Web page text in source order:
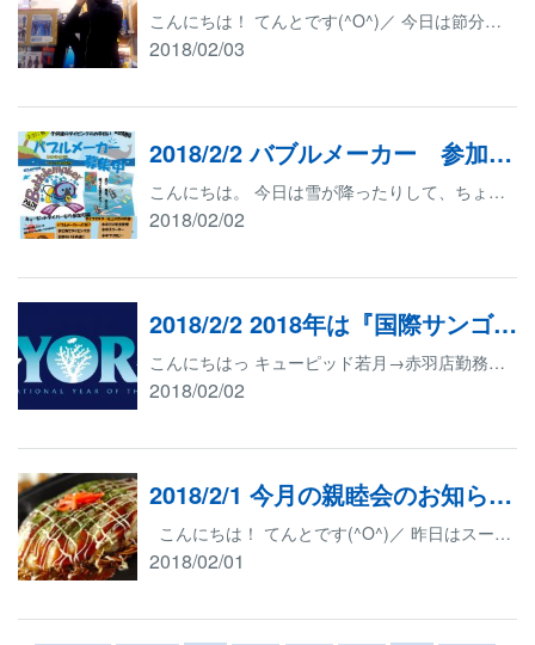
こんにちは！ てんとです(^O^)／ 今日は節分ですね！ 恵方巻は食べましたか？(*'▽') そういえば、僕の昔住んでいた地域では関東で唯一鬼を祀る神社がありましたよー 掛け声も「福は内」「鬼は内」「悪魔外」って言ってました。 悪魔まで出てくるとちょっと宗教的な感じですね(笑) 今日はちなみに、僕も恵方巻を食べてましたー。 ちゃんと南南東向いて食べてますからね？(笑) 若月さんと二人で食べてたんですが、しゃべりながら食べてました 久しぶりに食べたんですが、恵方巻おいしいですね( *´艸｀) さて、最近になってキューピッドのブログが変わりました！ というかHP自体が、何事もなかったようにガラッと変わりましたね('Д') これからはこっちのブログで更新していこうと思いますのでよろしくお願いしまーす(^_-)-☆ 明日は城ヶ島、獅子浜ツアーが出ますので明日のブログもお楽しみに～！ それでは(・∀・)
2018/02/03
2018/2/2 バブルメーカー 参加者募集中！ （キューピッドメンバー限定）
こんにちは。 今日は雪が降ったりして、ちょっと寒いですね。 さて、昨年の今頃に、蓮田にあるスイミングスクールにおいて、8歳以上の子供たちにダイビングを知っていただきたきたく、バブルメーカープログラムを開催致しました。 その成果は抜群で、「今年も子供たちのために是非やっていただけないか」と、蓮田のスイミングスクールから、依頼が来ております。 キューピッドとしても、これから将来性のある子供達にダイビングを知っていただくことはとても良い事なので、出来る事なら協力し、開催したいと考えております。 そこで、もし、このプログラムに参加、協力できるようであれば、その旨、回答をいただきたいと思います。 開催予定日 3月21日（水）春分の日 11：00から17：00 開催場所 蓮田市のスイミングスクール（ＪＲ蓮田駅までキューピッドカーが迎えに行きます。） 協力内容 ダイブマスター： 水中で生徒様の安全管理（直接監督はインストラクターが行います。） ＭＳＤ、レスキュー、アドヴァンス： 器材セッティング、マスクフィッティング、等プールサイドのお手伝い 募集人数 ダイブマスター 3名 MSD、レスキュー、アドヴァンスの中から 3名 以上、お手伝い出来そうな方は、早めに回答を、よろしくお願い致します。 募集人数が集まらない場合、開催出来ない場合もありますので、ご了承くださいね。
2018/02/02
2018/2/2 2018年は『国際サンゴ礁年』！
こんにちはっ キューピッド若月→赤羽店勤務です！ ここ最近また雪？霙？が降ってきて一段と寒いですね… 私の友達も何人かが熱を出したり風邪を引いているみたいで(*_*; 流行り病も流行っているみたいなので気を付けていきたいところですね～ 2018年になって早いものでもう1か月が過ぎましたがこの2018年という年は海に携わる仕事をしている業界では世界的に特別な年なのをご存知ですか？ タイトルにも上げました通り2018年は『国際サンゴ礁年』という特別な1年となります これはサンゴ礁生態系の環境保全に国際的に携わる『国際サンゴ礁イニシアチブ（ICRI）』がサンゴ礁に取り巻く脅威について理解し守っていこうと宣言したキャンペーンです。 このキャンペーンを宣言したのはこれが3度目で私たちの本丸のPADIもこれに全面的に協力する運びとなりましたっ 国内でも既にこのキャンペーンに向けて動き出しており1/28（日）に明治大学リバティータワーにて『国際サンゴ礁年2018オープニングシンポジウム』が開催されましてアンバサダーにはなんと『さかなクン』が就任しました！ そんな感じで2018年がもりあがって行く中私たちもPADIと協力してサンゴ礁の保全に少しでも力になれたらと思いまして今年はサンゴ礁やリゾートといったポイントに力を入れていきます(^^♪詳しくは下記にてお知らせします～ その①プレミアムなCカード！ サンゴ礁についてキューピッドでもより多くの方に知ってもらいのでサンゴ礁の保護Spを今年認定された方は『国際サンゴ礁年』のロゴが入ったこちらのCカードを発行いたします(^^♪ こちらのCカードは2018年2/1～12/31までの発行分とさせていただきますので『今しか手に入らない』プレミアムなCカードとなります～ サンゴ礁について学ぶだけでなくリゾートダイビングをする際に知っておくと便利な豆知識が学べたり学科がメインになるので講習もそこまで負担になりません(*^_^*) おもしろいSpコースなのでぜひ受講して見て下さいっ その②キューピッド限定リゾートSPパッケージがでます！ これはサンゴ礁の多いリゾートダイビングを思う存分楽しむ為に最低限このSPは必要だとおもうSpコースをキューピッドで考えて考案したパッケージです！ 全部5つのSPで構成されておりまして1つあたりのSPの受講料も安くなりますっ どんなSPがはいっているのか？料金などは今月の親睦会にて正式に発表がございますので気になる方は是非ご参加ください～ 2/22（木） 場所：赤羽店 時間：20：00 今月はお好み焼きです( *´艸｀) サンゴ礁の環境を守っていくためにみんなで協力していきましょうっ
2018/02/02
2018/2/1 今月の親睦会のお知らせ！
こんにちは！ てんとです(^O^)／ 昨日はスーパーブルーブラッドムーンだったらしいですね！ 僕も一目見ようと22時くらいに空を見てたらちゃんとオレンジ色の月が拝めました～！ TG-4で撮ってみようかな～と思って挑戦しましたが、全然ダメでした(笑) その月のせいなのかわからないですけど、なかなか寝付けなかったので 一睡もせずにずっと夜通しゲームをしていました おかげで睡魔が現在進行形で僕を襲ってます 明日はまた雪が降るみたいですね！ 関東だとお昼ぐらいとの予報が出ていましたけど大雪にならないといいなぁ。。。 さて、先月の親睦会は新年会>ということで！ ちょっと遅め？ですが、相変わらず楽しそうでしたね！ さて、今月ももちろんですが親睦会やります 今月は2/22（木）「お好み焼き」でーす！ 場所は赤羽店に20：00集合 お時間ある方ぜひ参加して下さーい！ ちなみに僕はもんじゃ派です よろしくお願いしまーす それではっ
2018/02/01